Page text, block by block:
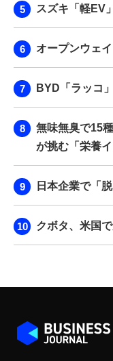
スズキ「軽EV
オープンウェ
BYD「ラッコ
無味無臭で15
が挑む「栄養
日本企業で「
クボタ、米国